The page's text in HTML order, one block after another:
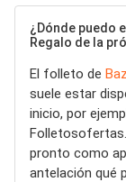
¿Dónde puedo
Regalo de la
El folleto de
suele estar
inicio, por
pronto como
antelación qué